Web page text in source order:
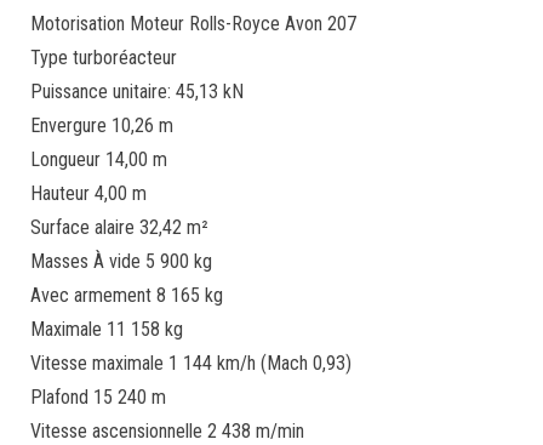
Motorisation Moteur Rolls-Royce Avon 207
Type turboréacteur
Puissance unitaire: 45,13 kN
Envergure 10,26 m
Longueur 14,00 m
Hauteur 4,00 m
Surface alaire 32,42 m²
Masses À vide 5 900 kg
Avec armement 8 165 kg
Maximale 11 158 kg
Vitesse maximale 1 144 km/h (Mach 0,93)
Plafond 15 240 m
Vitesse ascensionnelle 2 438 m/min